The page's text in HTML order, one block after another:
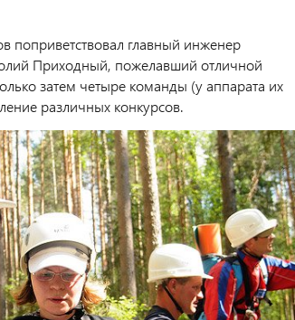
поприветствовал главный инженер
Приходный, пожелавший отличной
затем четыре команды (у аппарата их
различных конкурсов.